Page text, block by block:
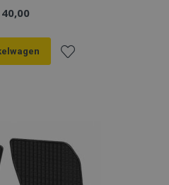
verlanglijst